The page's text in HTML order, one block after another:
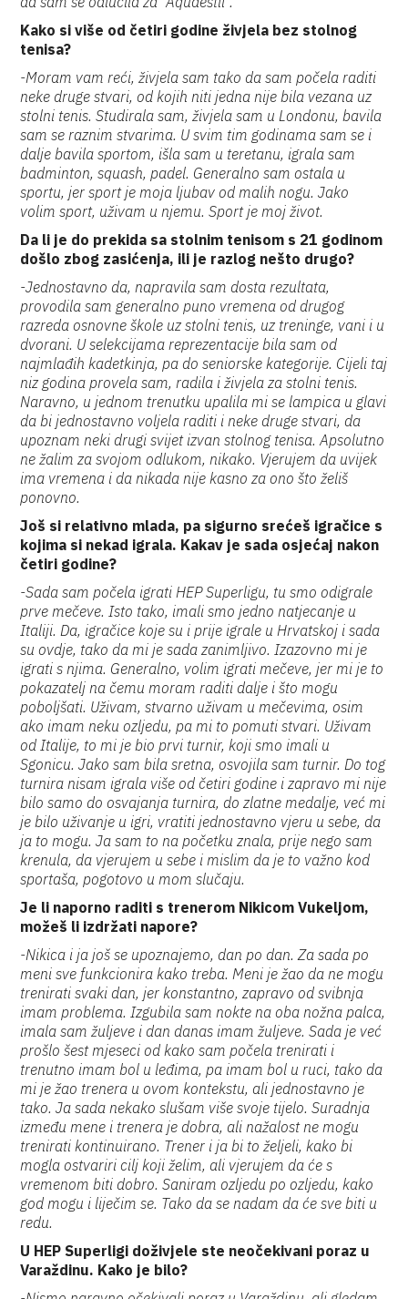
Kako si više od četiri godine živjela bez stolnog
tenisa?
-Moram vam reći, živjela sam tako da sam počela raditi
neke druge stvari, od kojih niti jedna nije bila vezana uz
stolni tenis. Studirala sam, živjela sam u Londonu, bavila
sam se raznim stvarima. U svim tim godinama sam se i
dalje bavila sportom, išla sam u teretanu, igrala sam
badminton, squash, padel. Generalno sam ostala u
sportu, jer sport je moja ljubav od malih nogu. Jako
volim sport, uživam u njemu. Sport je moj život.
Da li je do prekida sa stolnim tenisom s 21 godinom
došlo zbog zasićenja, ili je razlog nešto drugo?
-Jednostavno da, napravila sam dosta rezultata,
provodila sam generalno puno vremena od drugog
razreda osnovne škole uz stolni tenis, uz treninge, vani i u
dvorani. U selekcijama reprezentacije bila sam od
najmlađih kadetkinja, pa do seniorske kategorije. Cijeli taj
niz godina provela sam, radila i živjela za stolni tenis.
Naravno, u jednom trenutku upalila mi se lampica u glavi
da bi jednostavno voljela raditi i neke druge stvari, da
upoznam neki drugi svijet izvan stolnog tenisa. Apsolutno
ne žalim za svojom odlukom, nikako. Vjerujem da uvijek
ima vremena i da nikada nije kasno za ono što želiš
ponovno.
Još si relativno mlada, pa sigurno srećeš igračice s
kojima si nekad igrala. Kakav je sada osjećaj nakon
četiri godine?
-Sada sam počela igrati HEP Superligu, tu smo odigrale
prve mečeve. Isto tako, imali smo jedno natjecanje u
Italiji. Da, igračice koje su i prije igrale u Hrvatskoj i sada
su ovdje, tako da mi je sada zanimljivo. Izazovno mi je
igrati s njima. Generalno, volim igrati mečeve, jer mi je to
pokazatelj na čemu moram raditi dalje i što mogu
poboljšati. Uživam, stvarno uživam u mečevima, osim
ako imam neku ozljedu, pa mi to pomuti stvari. Uživam
od Italije, to mi je bio prvi turnir, koji smo imali u
Sgonicu. Jako sam bila sretna, osvojila sam turnir. Do tog
turnira nisam igrala više od četiri godine i zapravo mi nije
bilo samo do osvajanja turnira, do zlatne medalje, već mi
je bilo uživanje u igri, vratiti jednostavno vjeru u sebe, da
ja to mogu. Ja sam to na početku znala, prije nego sam
krenula, da vjerujem u sebe i mislim da je to važno kod
sportaša, pogotovo u mom slučaju.
Je li naporno raditi s trenerom Nikicom Vukeljom,
možeš li izdržati napore?
-Nikica i ja još se upoznajemo, dan po dan. Za sada po
meni sve funkcionira kako treba. Meni je žao da ne mogu
trenirati svaki dan, jer konstantno, zapravo od svibnja
imam problema. Izgubila sam nokte na oba nožna palca,
imala sam žuljeve i dan danas imam žuljeve. Sada je već
prošlo šest mjeseci od kako sam počela trenirati i
trenutno imam bol u leđima, pa imam bol u ruci, tako da
mi je žao trenera u ovom kontekstu, ali jednostavno je
tako. Ja sada nekako slušam više svoje tijelo. Suradnja
između mene i trenera je dobra, ali nažalost ne mogu
trenirati kontinuirano. Trener i ja bi to željeli, kako bi
mogla ostvariri cilj koji želim, ali vjerujem da će s
vremenom biti dobro. Saniram ozljedu po ozljedu, kako
god mogu i liječim se. Tako da se nadam da će sve biti u
redu.
U HEP Superligi doživjele ste neočekivani poraz u
Varaždinu. Kako je bilo?